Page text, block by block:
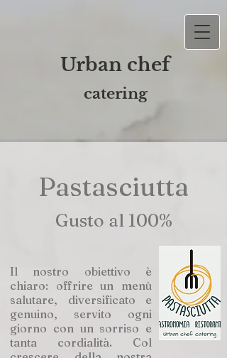
Urban chef
catering
Pastasciutta
Gusto al 100%
Il nostro obiettivo è
chiaro: offrire un menù
salutare, diversificato e
genuino, servito ogni
giorno con un sorriso e
tanta cordialità. Col